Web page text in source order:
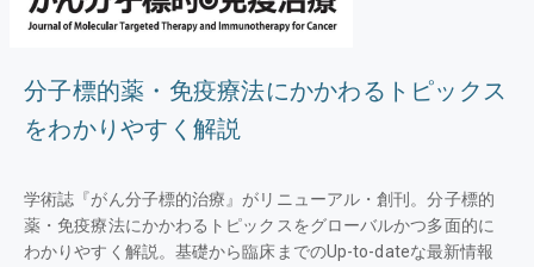
分子標的薬・免疫療法にかかわるトピックス
をわかりやすく解説
学術誌『がん分子標的治療』がリニューアル・創刊。分子標的
薬・免疫療法にかかわるトピックスをグローバルかつ多面的に
わかりやすく解説。基礎から臨床までのUp-to-dateな最新情報